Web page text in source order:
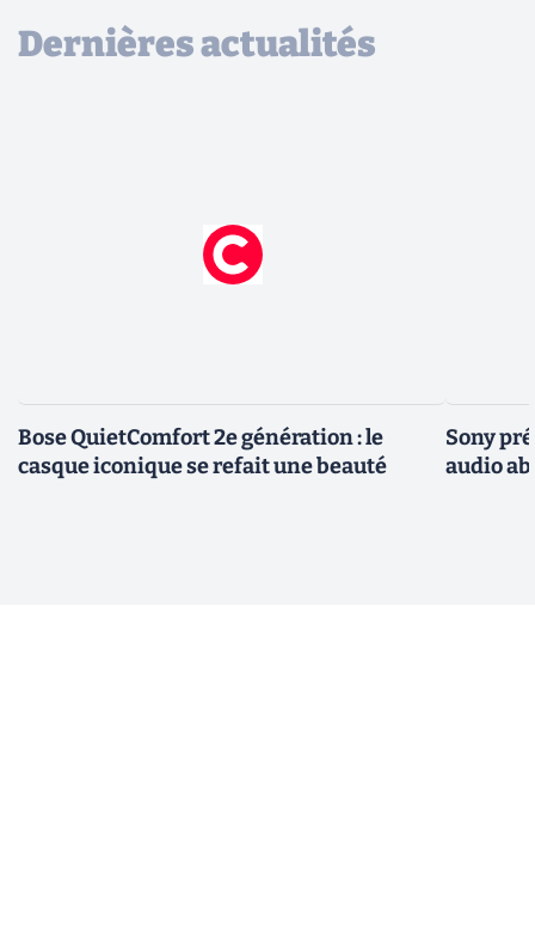
Dernières actualités
Bose QuietComfort 2e génération : le
casque iconique se refait une beauté
Sony
audio